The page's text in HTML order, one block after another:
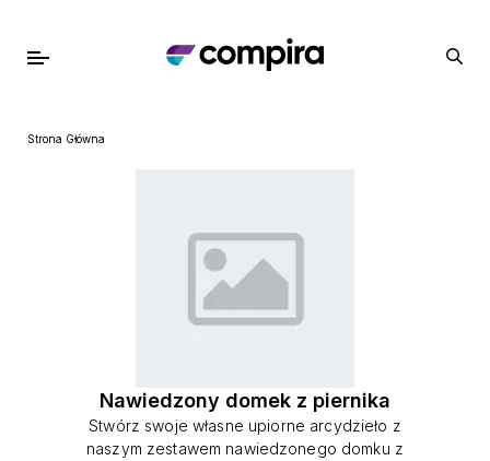
Strona Główna
Nawiedzony domek z piernika
Stwórz swoje własne upiorne arcydzieło z
naszym zestawem nawiedzonego domku z